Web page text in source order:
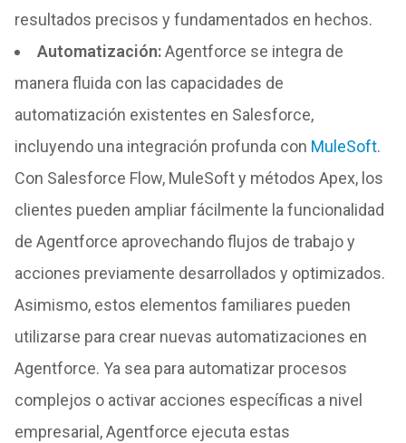
resultados precisos y fundamentados en hechos.
Automatización:Agentforce se integra de
manera fluida con las capacidades de
automatización existentes en Salesforce,
incluyendo una integración profunda con MuleSoft.
Con Salesforce Flow, MuleSoft y métodos Apex, los
clientes pueden ampliar fácilmente la funcionalidad
de Agentforce aprovechando flujos de trabajo y
acciones previamente desarrollados y optimizados.
Asimismo, estos elementos familiares pueden
utilizarse para crear nuevas automatizaciones en
Agentforce. Ya sea para automatizar procesos
complejos o activar acciones específicas a nivel
empresarial, Agentforce ejecuta estas